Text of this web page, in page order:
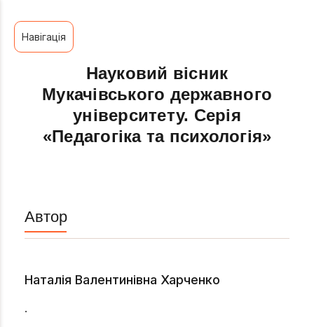
Навігація
Науковий вісник
Мукачівського державного
університету. Серія
«Педагогіка та психологія»
Автор
Наталія Валентинівна Харченко
.